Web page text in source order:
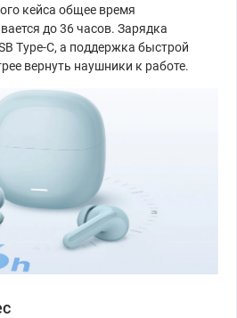
кейса общее время
до 36 часов. Зарядка
Type-C, а поддержка быстрой
вернуть наушники к работе.